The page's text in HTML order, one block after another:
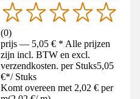
(0)
prijs — 5,05 € * Alle prijzen
zijn incl. BTW en excl.
verzendkosten. per Stuks5,05
€*/ Stuks
Komt overeen met 2,02 € per